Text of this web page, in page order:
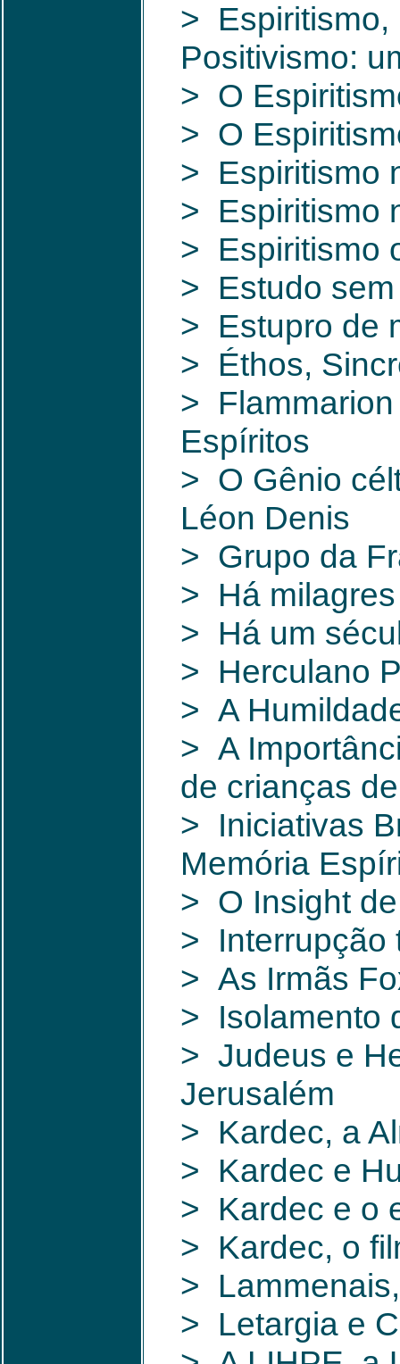
> Espiritismo,
Positivismo:
> O
> O
> Espiritismo
> Espiritismo
> Espiritismo
> Estudo
> Estupro de
> Éthos,
> Flammarion
Espíritos
> O Gênio
Léon Denis
> Grupo da
> Há milagres
> Há um
> Herculano
> A
> A
de crianças
> Iniciativas
Memória
> O Insight
> Interrupção
> As Irmãs
> Isolamento
> Judeus e
Jerusalém
> Kardec, a
> Kardec e
> Kardec e o
> Kardec, o
>
> Letargia e